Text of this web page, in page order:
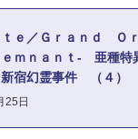
ｔｅ／Ｇｒａｎｄ Ｏ
ｍｎａｎｔ‐ 亜種特
幻霊事件 （４）
25日